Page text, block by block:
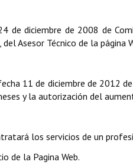
de diciembre de 2008 de
Asesor Técnico de la página
11 de diciembre de 2012
y la autorización del
los servicios de un
de la Pagina Web.